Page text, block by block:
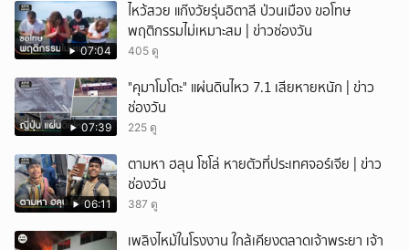
07:04
ไหว้สวย แก๊งวัยรุ่นอิตาลี ป่วนเมือง ขอโทษ
พฤติกรรมไม่เหมาะสม | ข่าวช่องวัน
405 ดู
07:39
"คุมาโมโตะ" แผ่นดินไหว 7.1 เสียหายหนัก | ข่าว
ช่องวัน
225 ดู
06:11
ตามหา ฮลุน โซโล่ หายตัวที่ประเทศจอร์เจีย | ข่าว
ช่องวัน
387 ดู
เพลิงไหม้ในโรงงาน ใกล้เคียงตลาดเจ้าพระยา เจ้า